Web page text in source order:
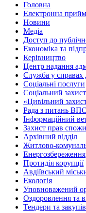
Головна
Електронна
Новини
Медіа
Доступ до
Економіка та
Керівництво
Центр надання
Служба у справах
Соціальні послуги
Соціальний захист
«Цивільний
Рада з питань
Інформаційний
Захист прав
Архівний відділ
Житлово-
Енергозбереження
Протидія корупції
Авдіївський
Екологія
Уповноважений
Оздоровлення та
Тендери та